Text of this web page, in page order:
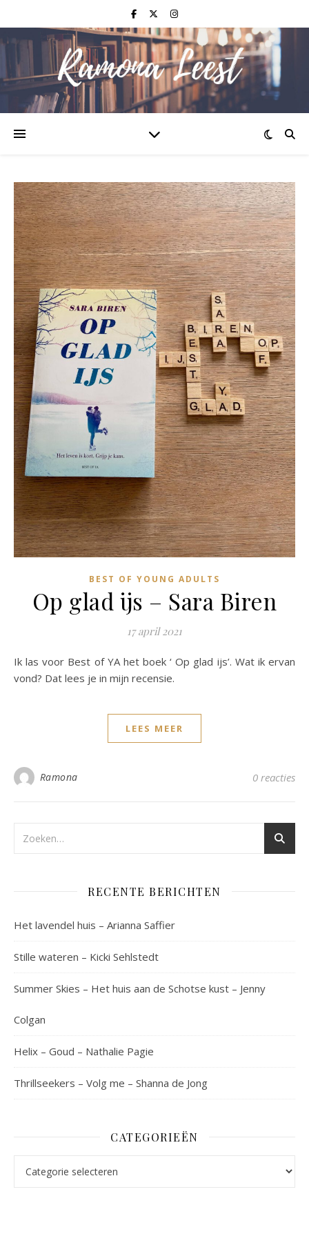
BEST OF YOUNG ADULTS
Op glad ijs – Sara Biren
17 april 2021
Ik las voor Best of YA het boek ‘ Op glad ijs’. Wat ik ervan
vond? Dat lees je in mijn recensie.
LEES MEER
Ramona 0 reacties
RECENTE BERICHTEN
Het lavendel huis – Arianna Saffier
Stille wateren – Kicki Sehlstedt
Summer Skies – Het huis aan de Schotse kust – Jenny
Colgan
Helix – Goud – Nathalie Pagie
Thrillseekers – Volg me – Shanna de Jong
CATEGORIEËN